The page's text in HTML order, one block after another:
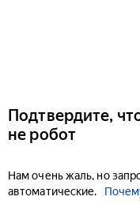
Подтвердите,
не робот
Нам очень жаль, но
автоматические.